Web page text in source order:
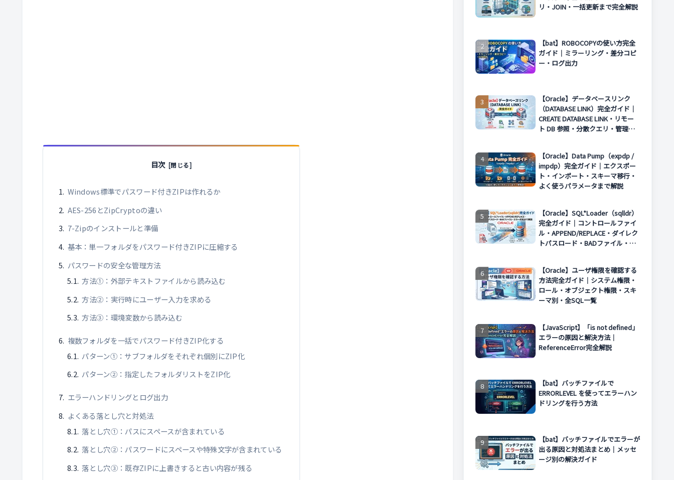
目次
Windows標準でパスワード付きZIPは作れるか
AES-256とZipCryptoの違い
7-Zipのインストールと準備
基本：単一フォルダをパスワード付きZIPに圧縮する
パスワードの安全な管理方法
方法①：外部テキストファイルから読み込む
方法②：実行時にユーザー入力を求める
方法③：環境変数から読み込む
複数フォルダを一括でパスワード付きZIP化する
パターン①：サブフォルダをそれぞれ個別にZIP化
パターン②：指定したフォルダリストをZIP化
エラーハンドリングとログ出力
よくある落とし穴と対処法
落とし穴①：パスにスペースが含まれている
落とし穴②：パスワードにスペースや特殊文字が含まれている
落とし穴③：既存ZIPに上書きすると古い内容が残る
リ・JOIN・一括更新まで完全解説
【bat】ROBOCOPYの使い方完全
ガイド｜ミラーリング・差分コピ
ー・ログ出力
【Oracle】データベースリンク
（DATABASE LINK）完全ガイド｜
CREATE DATABASE LINK・リモー
ト DB 参照・分散クエリ・管理方
【Oracle】Data Pump（expdp /
impdp）完全ガイド｜エクスポー
ト・インポート・スキーマ移行・
よく使うパラメータまで解説
【Oracle】SQL*Loader（sqlldr）
完全ガイド｜コントロールファイ
ル・APPEND/REPLACE・ダイレク
トパスロード・BADファイル・エ
【Oracle】ユーザ権限を確認する
方法完全ガイド｜システム権限・
ロール・オブジェクト権限・スキ
ーマ別・全SQL一覧
【JavaScript】「is not defined」
エラーの原因と解決方法｜
ReferenceError完全解説
【bat】バッチファイルで
ERRORLEVEL を使ってエラーハン
ドリングを行う方法
【bat】バッチファイルでエラーが
出る原因と対処法まとめ｜メッセ
ージ別の解決ガイド